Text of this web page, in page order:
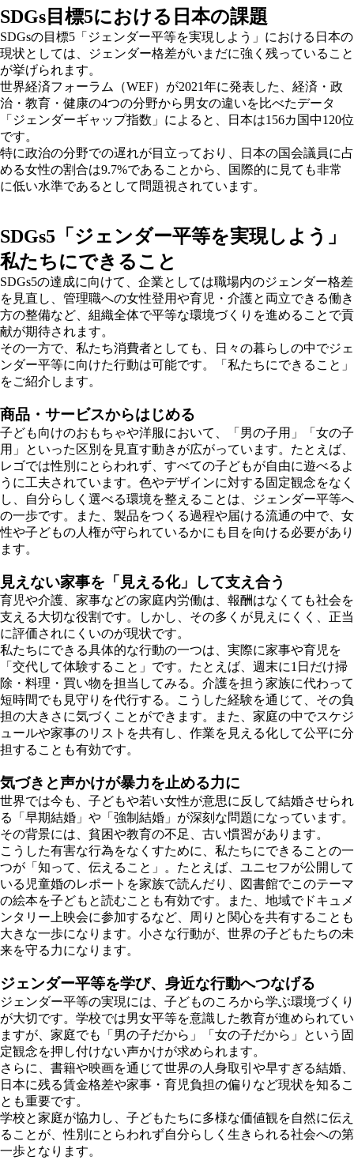
SDGs目標5における日本の課題
SDGsの目標5「ジェンダー平等を実現しよう」における日本の
現状としては、ジェンダー格差がいまだに強く残っていること
が挙げられます。
世界経済フォーラム（WEF）が2021年に発表した、経済・政
治・教育・健康の4つの分野から男女の違いを比べたデータ
「ジェンダーギャップ指数」によると、日本は156カ国中120位
です。
特に政治の分野での遅れが目立っており、日本の国会議員に占
める女性の割合は9.7%であることから、国際的に見ても非常
に低い水準であるとして問題視されています。
SDGs5「ジェンダー平等を実現しよう」
私たちにできること
SDGs5の達成に向けて、企業としては職場内のジェンダー格差
を見直し、管理職への女性登用や育児・介護と両立できる働き
方の整備など、組織全体で平等な環境づくりを進めることで貢
献が期待されます。
その一方で、私たち消費者としても、日々の暮らしの中でジェ
ンダー平等に向けた行動は可能です。「私たちにできること」
をご紹介します。
商品・サービスからはじめる
子ども向けのおもちゃや洋服において、「男の子用」「女の子
用」といった区別を見直す動きが広がっています。たとえば、
レゴでは性別にとらわれず、すべての子どもが自由に遊べるよ
うに工夫されています。色やデザインに対する固定観念をなく
し、自分らしく選べる環境を整えることは、ジェンダー平等へ
の一歩です。また、製品をつくる過程や届ける流通の中で、女
性や子どもの人権が守られているかにも目を向ける必要があり
ます。
見えない家事を「見える化」して支え合う
育児や介護、家事などの家庭内労働は、報酬はなくても社会を
支える大切な役割です。しかし、その多くが見えにくく、正当
に評価されにくいのが現状です。
私たちにできる具体的な行動の一つは、実際に家事や育児を
「交代して体験すること」です。たとえば、週末に1日だけ掃
除・料理・買い物を担当してみる。介護を担う家族に代わって
短時間でも見守りを代行する。こうした経験を通じて、その負
担の大きさに気づくことができます。また、家庭の中でスケジ
ュールや家事のリストを共有し、作業を見える化して公平に分
担することも有効です。
気づきと声かけが暴力を止める力に
世界では今も、子どもや若い女性が意思に反して結婚させられ
る「早期結婚」や「強制結婚」が深刻な問題になっています。
その背景には、貧困や教育の不足、古い慣習があります。
こうした有害な行為をなくすために、私たちにできることの一
つが「知って、伝えること」。たとえば、ユニセフが公開して
いる児童婚のレポートを家族で読んだり、図書館でこのテーマ
の絵本を子どもと読むことも有効です。また、地域でドキュメ
ンタリー上映会に参加するなど、周りと関心を共有することも
大きな一歩になります。小さな行動が、世界の子どもたちの未
来を守る力になります。
ジェンダー平等を学び、身近な行動へつなげる
ジェンダー平等の実現には、子どものころから学ぶ環境づくり
が大切です。学校では男女平等を意識した教育が進められてい
ますが、家庭でも「男の子だから」「女の子だから」という固
定観念を押し付けない声かけが求められます。
さらに、書籍や映画を通じて世界の人身取引や早すぎる結婚、
日本に残る賃金格差や家事・育児負担の偏りなど現状を知るこ
とも重要です。
学校と家庭が協力し、子どもたちに多様な価値観を自然に伝え
ることが、性別にとらわれず自分らしく生きられる社会への第
一歩となります。